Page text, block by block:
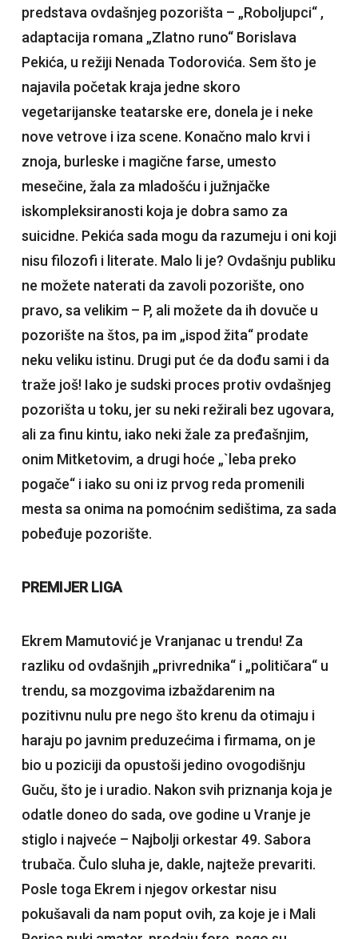
predstava ovdašnjeg pozorišta – „Roboljupci“ ,
adaptacija romana „Zlatno runo“ Borislava
Pekića, u režiji Nenada Todorovića. Sem što je
najavila početak kraja jedne skoro
vegetarijanske teatarske ere, donela je i neke
nove vetrove i iza scene. Konačno malo krvi i
znoja, burleske i magične farse, umesto
mesečine, žala za mladošću i južnjačke
iskompleksiranosti koja je dobra samo za
suicidne. Pekića sada mogu da razumeju i oni koji
nisu filozofi i literate. Malo li je? Ovdašnju publiku
ne možete naterati da zavoli pozorište, ono
pravo, sa velikim – P, ali možete da ih dovuče u
pozorište na štos, pa im „ispod žita“ prodate
neku veliku istinu. Drugi put će da dođu sami i da
traže još! Iako je sudski proces protiv ovdašnjeg
pozorišta u toku, jer su neki režirali bez ugovara,
ali za finu kintu, iako neki žale za pređašnjim,
onim Mitketovim, a drugi hoće „`leba preko
pogače“ i iako su oni iz prvog reda promenili
mesta sa onima na pomoćnim sedištima, za sada
pobeđuje pozorište.
PREMIJER LIGA
Ekrem Mamutović je Vranjanac u trendu! Za
razliku od ovdašnjih „privrednika“ i „političara“ u
trendu, sa mozgovima izbaždarenim na
pozitivnu nulu pre nego što krenu da otimaju i
haraju po javnim preduzećima i firmama, on je
bio u poziciji da opustoši jedino ovogodišnju
Guču, što je i uradio. Nakon svih priznanja koja je
odatle doneo do sada, ove godine u Vranje je
stiglo i najveće – Najbolji orkestar 49. Sabora
trubača. Čulo sluha je, dakle, najteže prevariti.
Posle toga Ekrem i njegov orkestar nisu
pokušavali da nam poput ovih, za koje je i Mali